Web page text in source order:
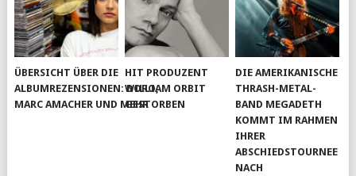
ÜBERSICHT ÜBER DIE
ALBUMREZENSIONEN: DORO,
MARC AMACHER UND MEHR
HIT PRODUZENT
WILLIAM ORBIT
GESTORBEN
DIE AMERIKANISCHE
THRASH-METAL-
BAND MEGADETH
KOMMT IM RAHMEN
IHRER
ABSCHIEDSTOURNEE
NACH